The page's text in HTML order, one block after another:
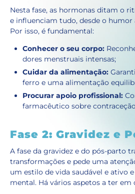
Nesta fase, as hormonas ditam o
e influenciam tudo, desde o humor
Por isso, é fundamental:
Conhecer o seu corpo:
dores menstruais intensas;
Cuidar da alimentação:
ferro e uma alimentação
Procurar apoio profissional:
farmacêutico sobre
Fase 2: Gravidez e
A fase da gravidez e do pós-parto
transformações e pede uma
um estilo de vida saudável e ativo
mental. Há vários aspetos a ter em